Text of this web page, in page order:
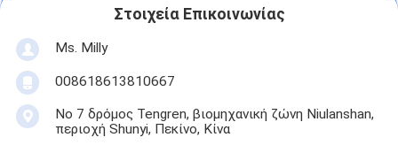
Στοιχεία Επικοινωνίας
Ms. Milly
008618613810667
Νο 7 δρόμος Tengren, βιομηχανική ζώνη Niulanshan,
περιοχή Shunyi, Πεκίνο, Κίνα